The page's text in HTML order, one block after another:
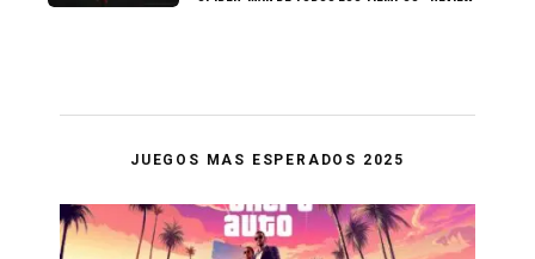
JUEGOS MAS ESPERADOS 2025